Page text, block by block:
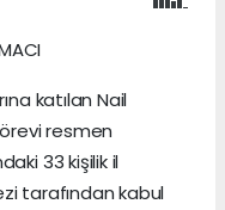
katılan Nail
resmen
33 kişilik il
tarafından kabul